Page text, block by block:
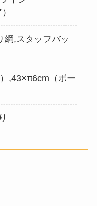
綱,スタッフバッ
,43×π6cm（ポー